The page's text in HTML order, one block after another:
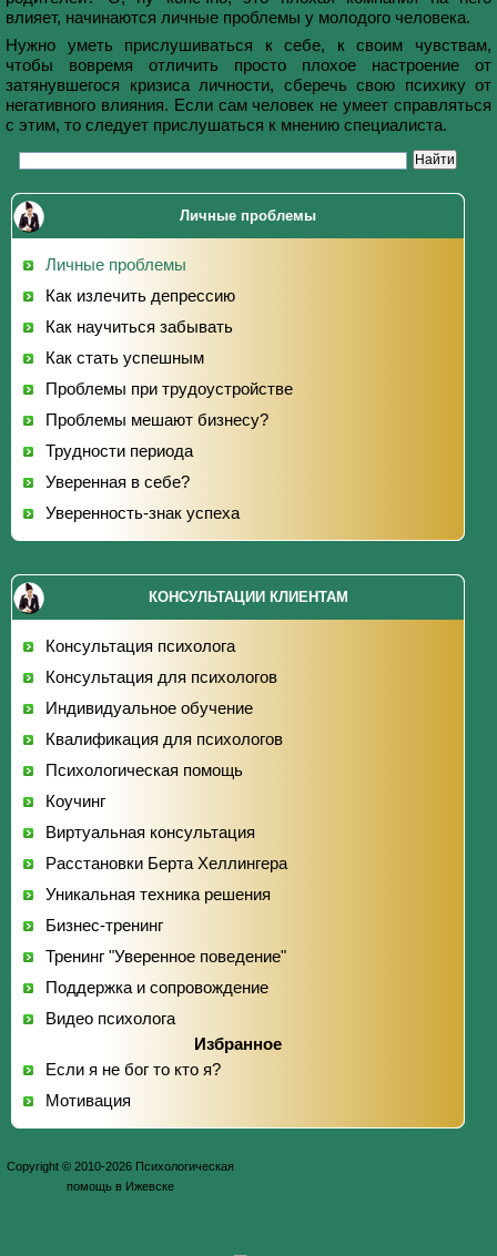
влияет, начинаются личные проблемы у молодого человека.
Нужно уметь прислушиваться к себе, к своим чувствам,
чтобы вовремя отличить просто плохое настроение от
затянувшегося кризиса личности, сберечь свою психику от
негативного влияния. Если сам человек не умеет справляться
с этим, то следует прислушаться к мнению специалиста.
Личные проблемы
Личные проблемы
Как излечить депрессию
Как научиться забывать
Как стать успешным
Проблемы при трудоустройстве
Проблемы мешают бизнесу?
Трудности периода
Уверенная в себе?
Уверенность-знак успеха
КОНСУЛЬТАЦИИ КЛИЕНТАМ
Консультация психолога
Консультация для психологов
Индивидуальное обучение
Квалификация для психологов
Психологическая помощь
Коучинг
Виртуальная консультация
Расстановки Берта Хеллингера
Уникальная техника решения
Бизнес-тренинг
Тренинг "Уверенное поведение"
Поддержка и сопровождение
Видео психолога
Избранное
Если я не бог то кто я?
Мотивация
Copyright © 2010-2026 Психологическая
помощь в Ижевске